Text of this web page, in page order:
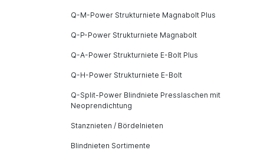
Q-M-Power Strukturniete Magnabolt Plus
Q-P-Power Strukturniete Magnabolt
Q-A-Power Strukturniete E-Bolt Plus
Q-H-Power Strukturniete E-Bolt
Q-Split-Power Blindniete Presslaschen mit
Neoprendichtung
Stanznieten / Bördelnieten
Blindnieten Sortimente